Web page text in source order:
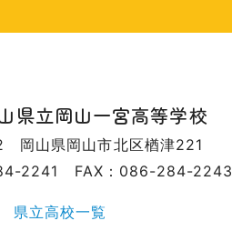
県立岡山一宮高等学校
岡山県岡山市北区楢津221
2241
FAX：086-284-2243
県立高校一覧